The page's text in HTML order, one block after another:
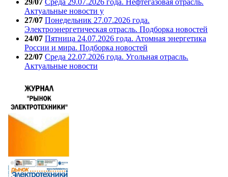
29/07 Среда 29.07.2026 года. Нефтегазовая отрасль.
Актуальные новости у
27/07 Понедельник 27.07.2026 года.
Электроэнергетическая отрасль. Подборка новостей
24/07 Пятница 24.07.2026 года. Атомная энергетика
России и мира. Подборка новостей
22/07 Среда 22.07.2026 года. Угольная отрасль.
Актуальные новости